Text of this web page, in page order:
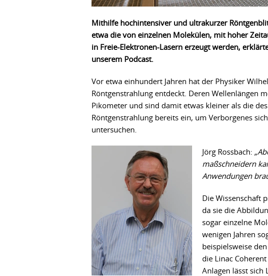
Mithilfe hochintensiver und ultrakurzer
etwa die von einzelnen Molekülen, mit hoher
in Freie-Elektronen-Lasern erzeugt werden,
unserem Podcast.
Vor etwa einhundert Jahren hat der Physiker
Röntgenstrahlung entdeckt. Deren Wellenlängen
Pikometer und sind damit etwas kleiner als die
Röntgenstrahlung bereits ein, um Verborgenes
untersuchen.
Jörg Rossbach:
maßschneidern
Anwendungen
Die Wissenschaft
da sie die
sogar einzelne
wenigen Jahren
beispielsweise
die Linac
Anlagen lässt sich